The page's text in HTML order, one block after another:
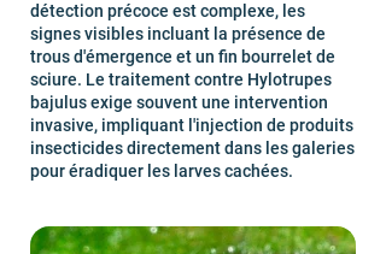
détection précoce est complexe, les
signes visibles incluant la présence de
trous d'émergence et un fin bourrelet de
sciure. Le traitement contre Hylotrupes
bajulus exige souvent une intervention
invasive, impliquant l'injection de produits
insecticides directement dans les galeries
pour éradiquer les larves cachées.